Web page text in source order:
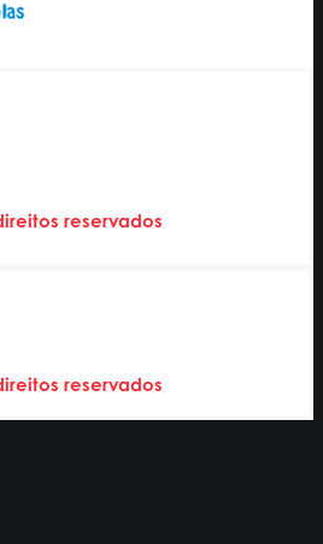
reservados
reservados